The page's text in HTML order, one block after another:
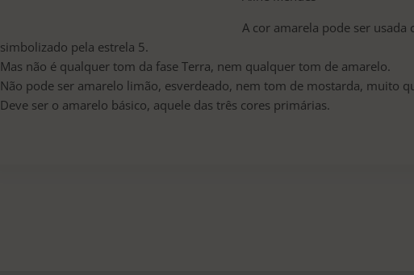
A cor amarela pode ser
simbolizado pela estrela 5.
Mas não é qualquer tom da fase Terra, nem qualquer tom de amarelo.
Não pode ser amarelo limão, esverdeado, nem tom de mostarda, muito
Deve ser o amarelo básico, aquele das três cores primárias.